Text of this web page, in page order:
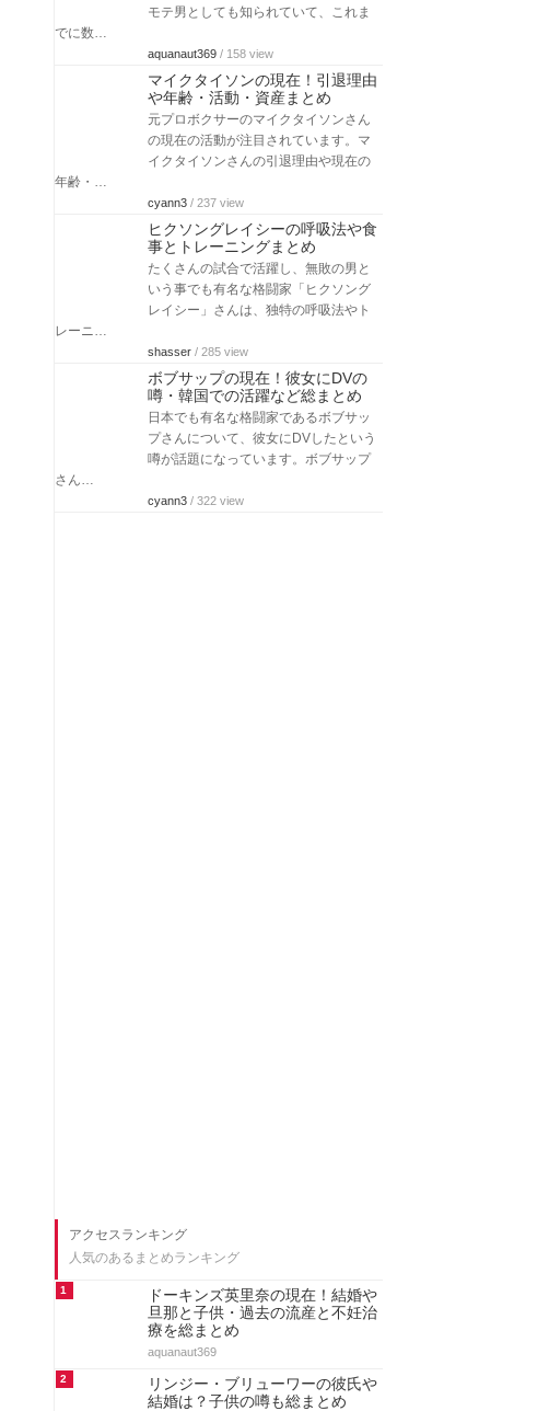
モテ男としても知られていて、これま
でに数…
aquanaut369 / 158 view
マイクタイソンの現在！引退理由
や年齢・活動・資産まとめ
元プロボクサーのマイクタイソンさん
の現在の活動が注目されています。マ
イクタイソンさんの引退理由や現在の
年齢・…
cyann3 / 237 view
ヒクソングレイシーの呼吸法や食
事とトレーニングまとめ
たくさんの試合で活躍し、無敗の男と
いう事でも有名な格闘家「ヒクソング
レイシー」さんは、独特の呼吸法やト
レーニ…
shasser / 285 view
ボブサップの現在！彼女にDVの
噂・韓国での活躍など総まとめ
日本でも有名な格闘家であるボブサッ
プさんについて、彼女にDVしたという
噂が話題になっています。ボブサップ
さん…
cyann3 / 322 view
アクセスランキング
人気のあるまとめランキング
1
ドーキンズ英里奈の現在！結婚や
旦那と子供・過去の流産と不妊治
療を総まとめ
aquanaut369
2
リンジー・ブリューワーの彼氏や
結婚は？子供の噂も総まとめ